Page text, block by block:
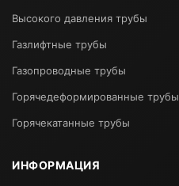
Высокого давления трубы
Газлифтные трубы
Газопроводные трубы
Горячедеформированные трубы
Горячекатанные трубы
ИНФОРМАЦИЯ